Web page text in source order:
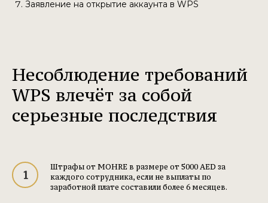
Заявление на открытие аккаунта в WPS
Несоблюдение требований
WPS влечёт за собой
серьезные последствия
Штрафы от MOHRE в размере от 5000 AED за
каждого сотрудника, если не выплаты по
заработной плате составили более 6 месяцев.